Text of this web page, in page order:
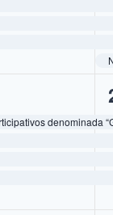
denominada